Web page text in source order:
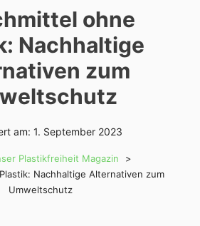
ohne
Nachhaltige
zum
am: 1. September 2023
Plastikfreiheit Magazin
Nachhaltige Alternativen zum
Umweltschutz